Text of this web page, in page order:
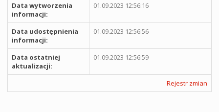
Data wytworzenia
informacji:
01.09.2023 12:56:16
Data udostępnienia
informacji:
01.09.2023 12:56:56
Data ostatniej
aktualizacji:
01.09.2023 12:56:59
Rejestr zmian